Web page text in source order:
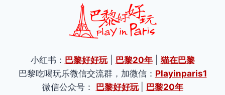
小红书： 巴黎好好玩| 巴黎20年| 猫在巴黎
巴黎吃喝玩乐微信交流群，加微信： Playinparis1
微信公众号： 巴黎好好玩
巴黎20年